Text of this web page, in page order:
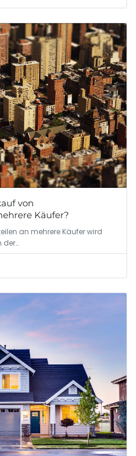
von
Käufer?
an mehrere Käufer wird
der…